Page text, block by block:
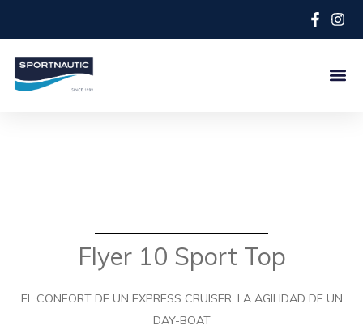
Flyer 10 Sport Top
EL CONFORT DE UN EXPRESS CRUISER, LA AGILIDAD DE UN
DAY-BOAT